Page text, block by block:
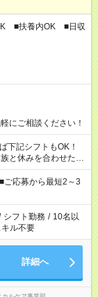
■扶養内OK ■日収
にご相談ください！
「できれば残業はし
ク希望
、もう1つのお仕事
は応募できません。
ご応募から最短2～3
シフト勤務 / 10名以
ル不要
詳細へ